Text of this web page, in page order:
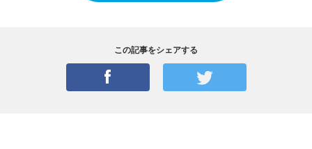
この記事をシェアする